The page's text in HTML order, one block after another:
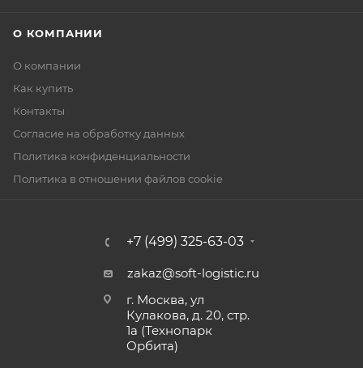
О КОМПАНИИ
О компании
Как купить
Контакты
Согласие на обработку данных
Политика конфиденциальности
Политика в отношении файлов cookie
+7 (499) 325-63-03
zakaz@soft-logistic.ru
г. Москва, ул
Кулакова, д. 20, стр.
1а (Технопарк
Орбита)